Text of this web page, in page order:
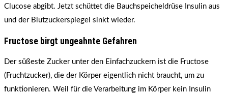
Clucose abgibt. Jetzt schüttet die Bauchspeicheldrüse Insulin aus
und der Blutzuckerspiegel sinkt wieder.
Fructose birgt ungeahnte Gefahren
Der süßeste Zucker unter den Einfachzuckern ist die Fructose
(Fruchtzucker), die der Körper eigentlich nicht braucht, um zu
funktionieren. Weil für die Verarbeitung im Körper kein Insulin